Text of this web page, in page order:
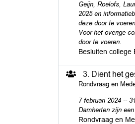
Geijn, Roelofs,
2025 en
deze door te
Voor het overige
door te voeren.
Besluiten college
3. Dient het
Rondvraag en
7 februari 2024 --
Damherten zijn
Rondvraag en